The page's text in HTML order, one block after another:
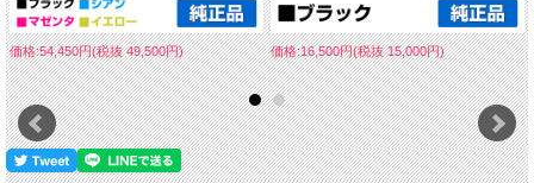
価格:54,450円(税抜 49,500円) 価格:16,500円(税抜 15,000円)